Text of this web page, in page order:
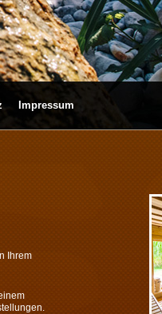
Impressum
Ihrem